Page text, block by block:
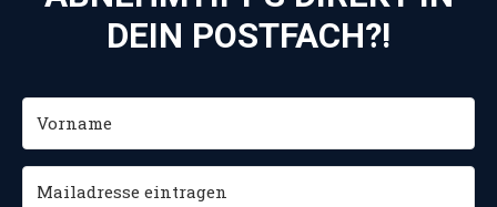
DEIN POSTFACH?!